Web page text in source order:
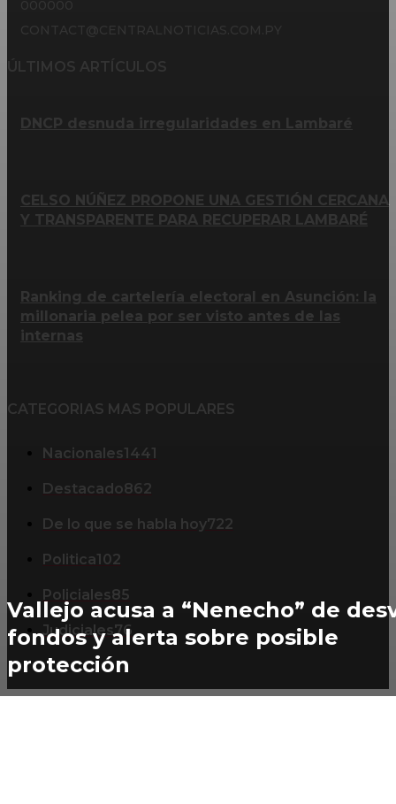
Vallejo acusa a “Nenecho” de
fondos y alerta sobre posible
protección
DNCP desnuda irregularidades en Lambaré
CELSO NÚÑEZ PROPONE UNA GESTIÓN CERCANA
Y TRANSPARENTE PARA RECUPERAR LAMBARÉ
Ranking de cartelería electoral en Asunción: la
millonaria pelea por ser visto antes de las
internas
CATEGORIAS MAS POPULARES
Nacionales1441
Destacado862
De lo que se habla hoy722
Politica102
Policiales85
Judiciales76